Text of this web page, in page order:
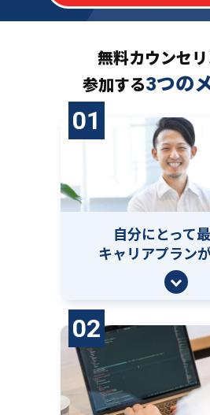
無料カウンセ
参加する3つの
01
自分にとって
キャリアプラン
02